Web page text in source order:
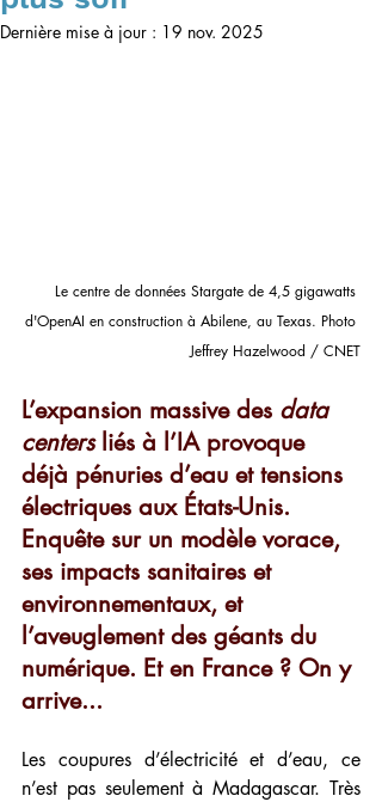
Dernière mise à jour : 19 nov. 2025
Le centre de données Stargate de 4,5 gigawatts
d'OpenAI en construction à Abilene, au Texas. Photo
Jeffrey Hazelwood / CNET
L’expansion massive des data
centers liés à l’IA provoque
déjà pénuries d’eau et tensions
électriques aux États-Unis.
Enquête sur un modèle vorace,
ses impacts sanitaires et
environnementaux, et
l’aveuglement des géants du
numérique. Et en France ? On y
arrive...
Les coupures d’électricité et d’eau, ce
n’est pas seulement à Madagascar. Très